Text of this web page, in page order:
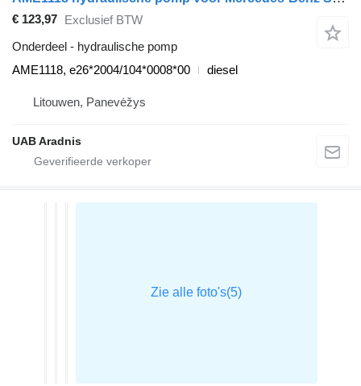
€ 123,97 Exclusief BTW
Onderdeel - hydraulische pomp
AME1118, e26*2004/104*0008*00
diesel
Litouwen, Panevėžys
UAB Aradnis